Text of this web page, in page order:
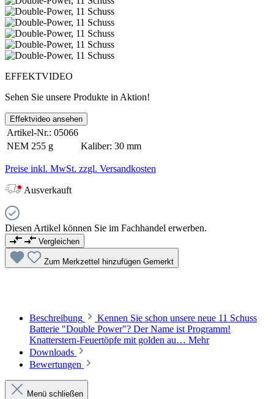
EFFEKTVIDEO
Sehen Sie unsere Produkte in Aktion!
Effektvideo ansehen
Artikel-Nr.: 05066
NEM 255 g Kaliber: 30 mm
Preise inkl. MwSt. zzgl. Versandkosten
Ausverkauft
Diesen Artikel können Sie im Fachhandel erwerben.
Vergleichen
Zum Merkzettel hinzufügen Gemerkt
Beschreibung
Kennen Sie schon unsere neue 11 Schuss
Batterie "Double Power"? Der Name ist Programm!
Knatterstern-Feuertöpfe mit golden au… Mehr
Downloads
Bewertungen
Menü schließen